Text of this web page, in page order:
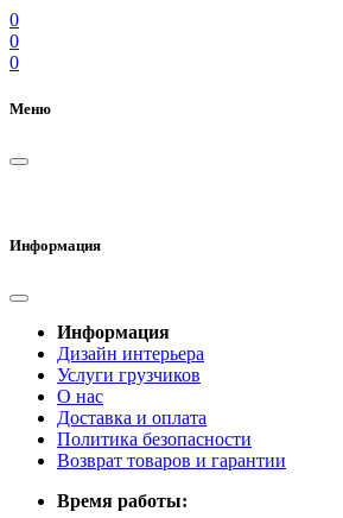
0
0
0
Меню
Информация
Информация
Дизайн интерьера
Услуги грузчиков
О нас
Доставка и оплата
Политика безопасности
Возврат товаров и гарантии
Время работы: